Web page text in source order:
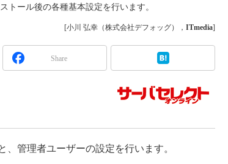
トール後の各種基本設定を行います。
[小川 弘幸（株式会社デフォッグ）， ITmedia]
Share
管理者ユーザーの設定を行います。